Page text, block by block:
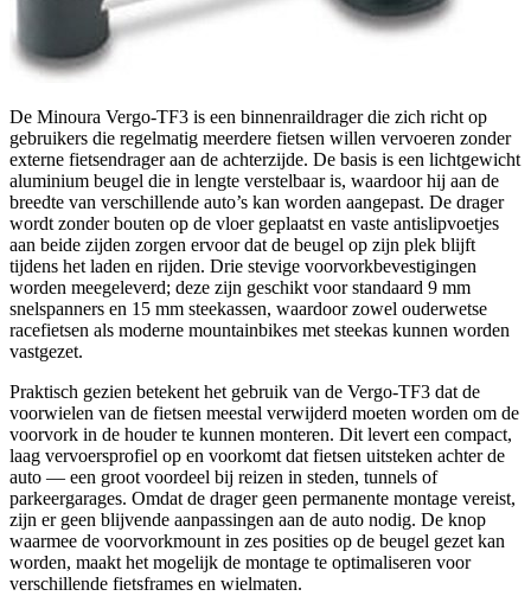
De Minoura Vergo-TF3 is een binnenraildrager die zich richt op
gebruikers die regelmatig meerdere fietsen willen vervoeren zonder
externe fietsendrager aan de achterzijde. De basis is een lichtgewicht
aluminium beugel die in lengte verstelbaar is, waardoor hij aan de
breedte van verschillende auto’s kan worden aangepast. De drager
wordt zonder bouten op de vloer geplaatst en vaste antislipvoetjes
aan beide zijden zorgen ervoor dat de beugel op zijn plek blijft
tijdens het laden en rijden. Drie stevige voorvorkbevestigingen
worden meegeleverd; deze zijn geschikt voor standaard 9 mm
snelspanners en 15 mm steekassen, waardoor zowel ouderwetse
racefietsen als moderne mountainbikes met steekas kunnen worden
vastgezet.
Praktisch gezien betekent het gebruik van de Vergo-TF3 dat de
voorwielen van de fietsen meestal verwijderd moeten worden om de
voorvork in de houder te kunnen monteren. Dit levert een compact,
laag vervoersprofiel op en voorkomt dat fietsen uitsteken achter de
auto — een groot voordeel bij reizen in steden, tunnels of
parkeergarages. Omdat de drager geen permanente montage vereist,
zijn er geen blijvende aanpassingen aan de auto nodig. De knop
waarmee de voorvorkmount in zes posities op de beugel gezet kan
worden, maakt het mogelijk de montage te optimaliseren voor
verschillende fietsframes en wielmaten.